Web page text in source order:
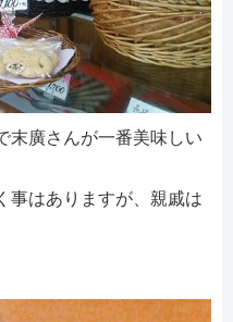
末廣さんが一番美味しい
事はありますが、親戚は